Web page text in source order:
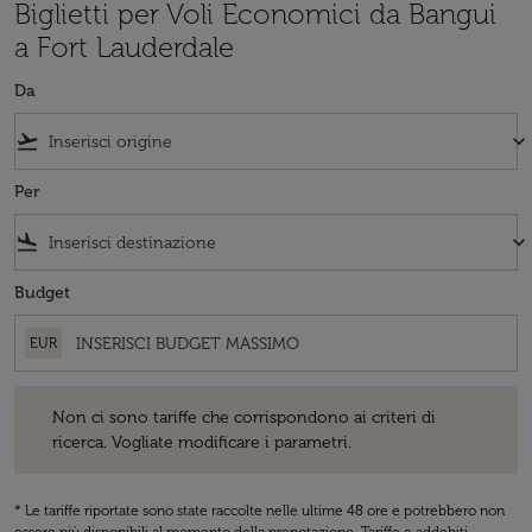
Biglietti per Voli Economici da Bangui
a Fort Lauderdale
Da
flight_takeoff keyboard_arrow_down
Per
flight_land keyboard_arrow_down
Budget
EUR
Non ci sono tariffe che corrispondono ai criteri di
ricerca. Vogliate modificare i parametri.
* Le tariffe riportate sono state raccolte nelle ultime 48 ore e potrebbero non